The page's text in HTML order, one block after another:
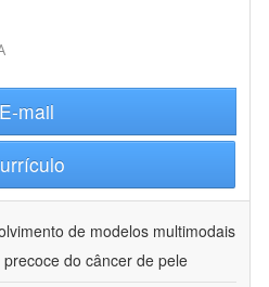
E-mail
de modelos multimodais
do câncer de pele